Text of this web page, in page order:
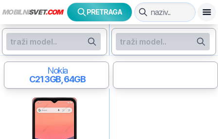
MOBILNISVET.COM PRETRAGA
Nokia
C213GB, 64GB